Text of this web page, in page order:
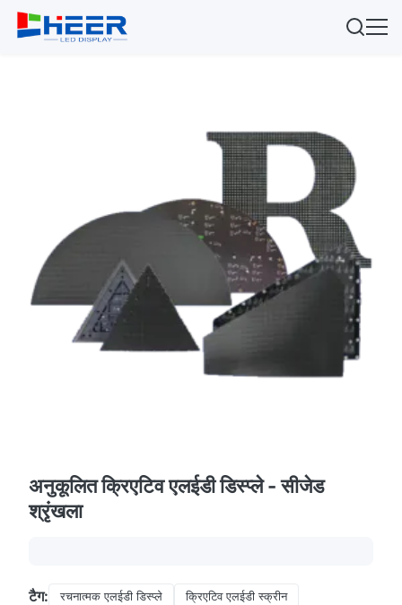
अनुकूलित क्रिएटिव एलईडी डिस्प्ले - सीजेड
श्रृंखला
टैग: रचनात्मक एलईडी डिस्प्ले
क्रिएटिव एलईडी स्क्रीन